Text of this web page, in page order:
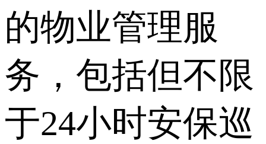
的物业管理服
务，包括但不限
于24小时安保巡